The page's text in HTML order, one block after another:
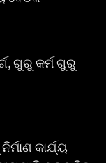
ଗୁରୁ କର୍ମ ଗୁରୁ
କାର୍ଯ୍ୟ